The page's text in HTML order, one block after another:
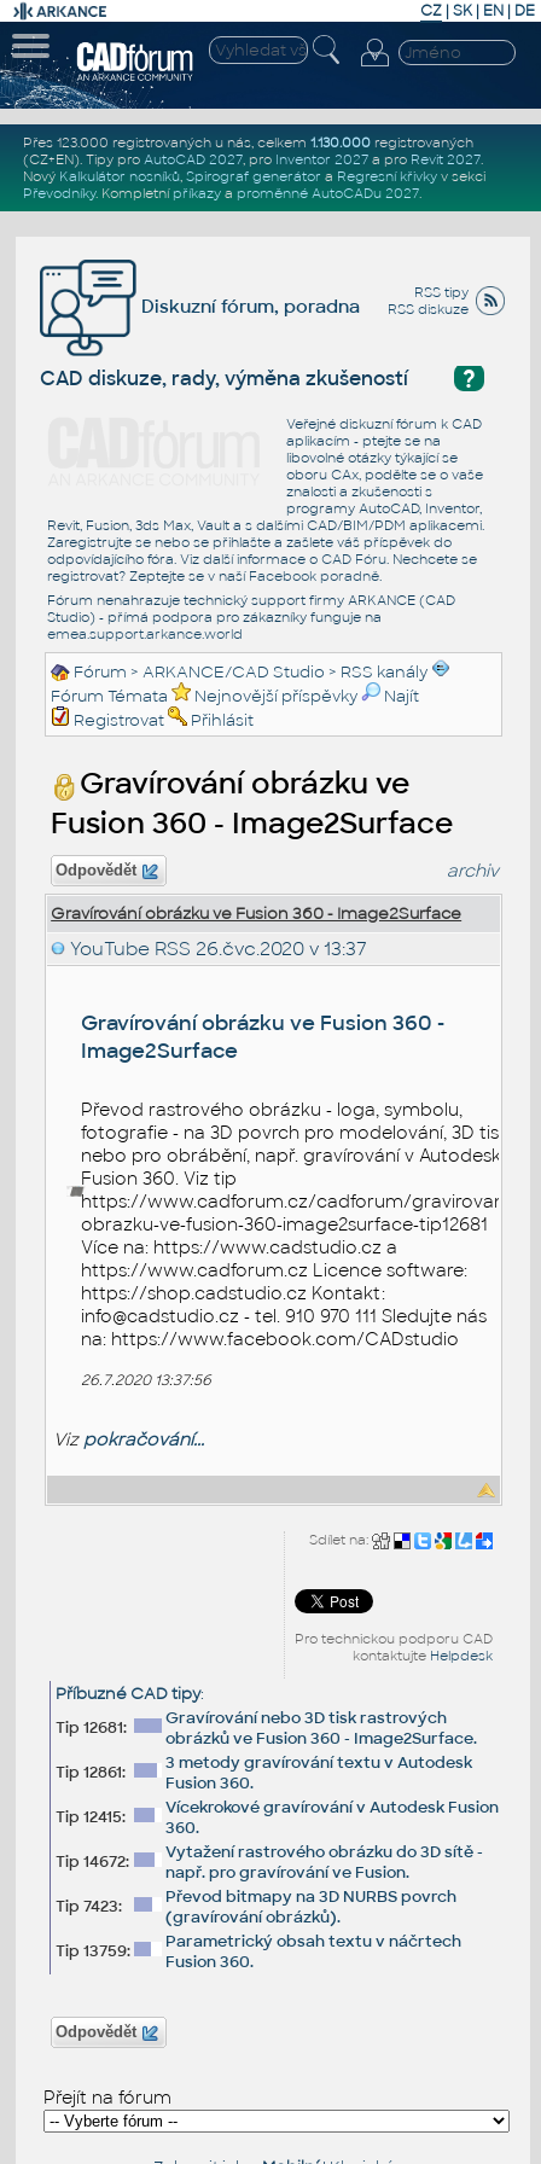
CZ | SK| EN | DE
Přes 123.000 registrovaných u nás, celkem 1.130.000registrovaných
(CZ+EN). Tipy pro AutoCAD 2027, pro Inventor 2027a pro Revit 2027.
Nový Kalkulátor nosníků, Spirograf generátor a Regresní křivkyv sekci
Převodníky. Kompletní příkazya proměnné AutoCADu 2027.
RSS tipy
RSS diskuze
Diskuzní fórum, poradna
?
CAD diskuze, rady, výměna zkušeností
Veřejné diskuzní fórum k CAD
aplikacím - ptejte se na
libovolné otázky týkající se
oboru CAx, podělte se o vaše
znalosti a zkušenosti s
programy AutoCAD, Inventor,
Revit, Fusion, 3ds Max, Vault a s dalšími CAD/BIM/PDM aplikacemi.
Zaregistrujte se nebo se přihlašte a zašlete váš příspěvek do
odpovídajícího fóra. Viz další informace o CAD Fóru. Nechcete se
registrovat? Zeptejte se v naší Facebook poradně.
Fórum nenahrazuje technický support firmy ARKANCE (CAD
Studio) - přímá podpora pro zákazníky funguje na
emea.support.arkance.world
Fórum >ARKANCE/CAD Studio > RSS kanály
Fórum Témata
Nejnovější příspěvky
Najít
Registrovat
Přihlásit
Gravírování obrázku ve
Fusion 360 - Image2Surface
Odpovědět archiv
Gravírování obrázku ve Fusion 360 - Image2Surface
YouTube RSS 26.čvc.2020 v 13:37
Gravírování obrázku ve Fusion 360 -
Image2Surface
Převod rastrového obrázku - loga, symbolu,
fotografie - na 3D povrch pro modelování, 3D tisk
nebo pro obrábění, např. gravírování v Autodesk
Fusion 360. Viz tip
https://www.cadforum.cz/cadforum/gravirovani-
obrazku-ve-fusion-360-image2surface-tip12681
Více na: https://www.cadstudio.cz a
https://www.cadforum.cz Licence software:
https://shop.cadstudio.cz Kontakt:
info@cadstudio.cz - tel. 910 970 111 Sledujte nás
na: https://www.facebook.com/CADstudio
26.7.2020 13:37:56
Viz pokračování...
Sdílet na:
Pro technickou podporu CAD
kontaktujte Helpdesk
Příbuzné CAD tipy:
Tip 12681:
Gravírování nebo 3D tisk rastrových
obrázků ve Fusion 360 - Image2Surface.
Tip 12861:
3 metody gravírování textu v Autodesk
Fusion 360.
Tip 12415:
Vícekrokové gravírování v Autodesk Fusion
360.
Tip 14672:
Vytažení rastrového obrázku do 3D sítě -
např. pro gravírování ve Fusion.
Tip 7423:
Převod bitmapy na 3D NURBS povrch
(gravírování obrázků).
Tip 13759:
Parametrický obsah textu v náčrtech
Fusion 360.
Odpovědět
Přejít na fórum